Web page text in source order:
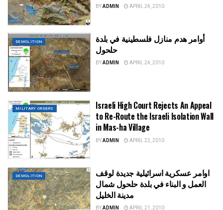
BYADMIN APRIL 24, 2010
DEMOLITION
أوامر هدم منازل فلسطينية في بلدة
حلحول
BYADMIN APRIL 24, 2010
MILITARY ORDERS
Israeli High Court Rejects An Appeal
to Re-Route the Israeli Isolation Wall
in Mas-ha Village
BYADMIN APRIL 22, 2010
DEMOLITION
اوامر عسكرية اسرائيلية جديدة لوقف
العمل و البناء في بلدة حلحول شمال
مدينة الخليل
BYADMIN APRIL 21, 2010